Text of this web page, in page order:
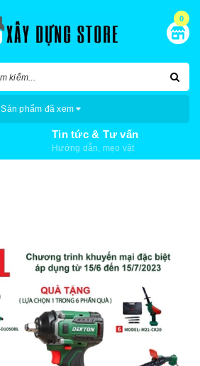
0
Sản phẩm đã xem
Tin tức & Tư vấn
Hướng dẫn, mẹo vặt